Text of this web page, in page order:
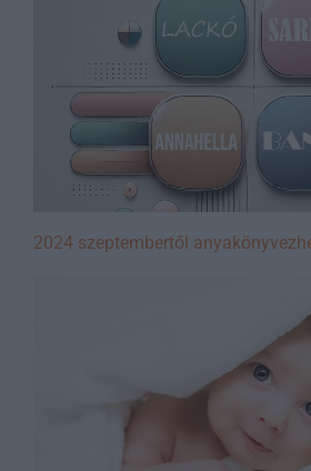
2024 szeptembertől